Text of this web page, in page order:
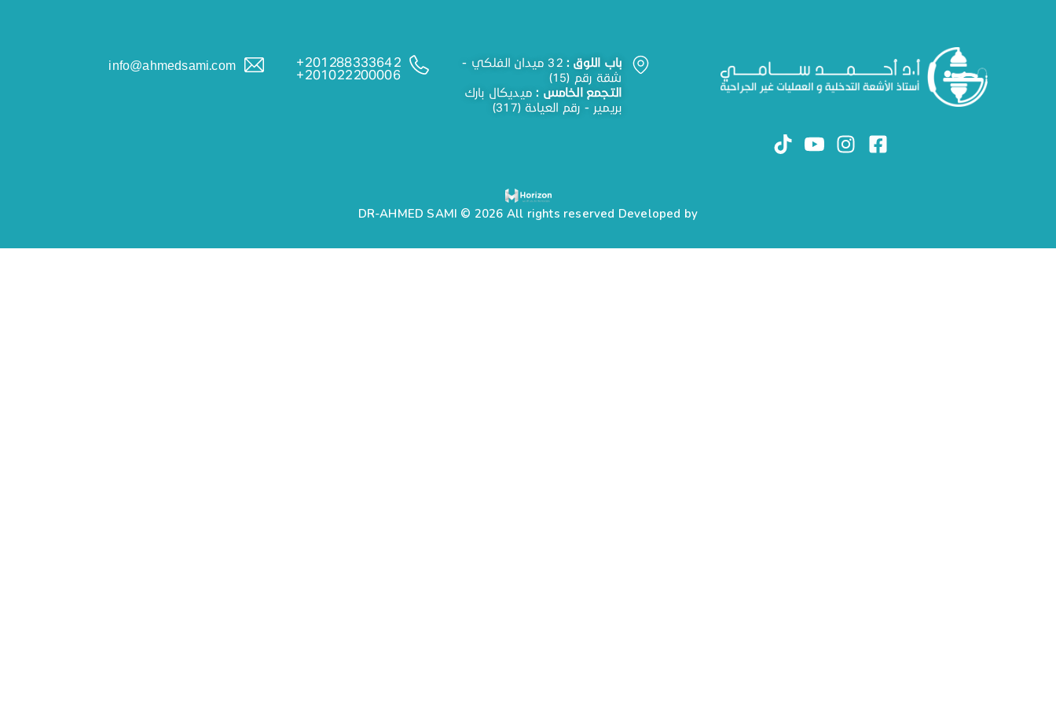
باب اللوق :
32 ميدان الفلكي -
شقة رقم (15)
التجمع الخامس :ميديكال بارك
بريمير - رقم العيادة (317)
201288333642+
201022200006+
info@ahmedsami.com
DR-AHMED SAMI © 2026 All rights reserved Developed by